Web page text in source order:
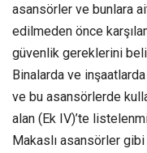
asansörler ve bunlara
edilmeden önce
güvenlik gereklerini
Binalarda ve
ve bu asansörlerde
alan (Ek IV)’te
Makaslı asansörler